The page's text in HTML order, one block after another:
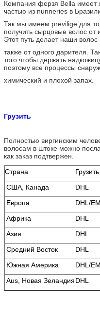
Компания ферзя Bella
частью из nunneries в
Так мы имеем previlige для
получить сырцовые волос от
Этот путь делает наши
также от одного дарителя.
того чтобы держать
поэтому все процессы
химический и плохой запах.
Грузить
Полностью виргинским
волосам в штоке можно
как заказ подтвержен.
Страна
Грузить
США, Канада
DHL
Европа
DHL/
Африка
DHL
Азия
DHL
Средний Восток
DHL
Южная Америка
DHL/
Aus, Новая ЗеландияDHL